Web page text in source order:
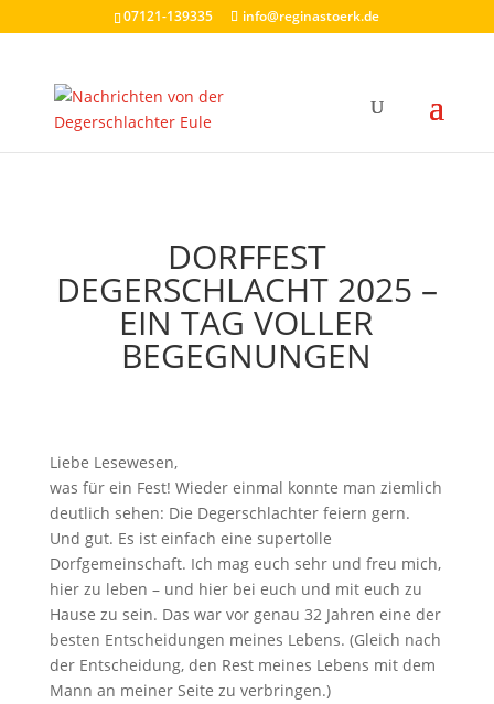
07121-139335 info@reginastoerk.de
DORFFEST
DEGERSCHLACHT 2025 –
EIN TAG VOLLER
BEGEGNUNGEN
Liebe Lesewesen,
was für ein Fest! Wieder einmal konnte man ziemlich
deutlich sehen: Die Degerschlachter feiern gern.
Und gut. Es ist einfach eine supertolle
Dorfgemeinschaft. Ich mag euch sehr und freu mich,
hier zu leben – und hier bei euch und mit euch zu
Hause zu sein. Das war vor genau 32 Jahren eine der
besten Entscheidungen meines Lebens. (Gleich nach
der Entscheidung, den Rest meines Lebens mit dem
Mann an meiner Seite zu verbringen.)